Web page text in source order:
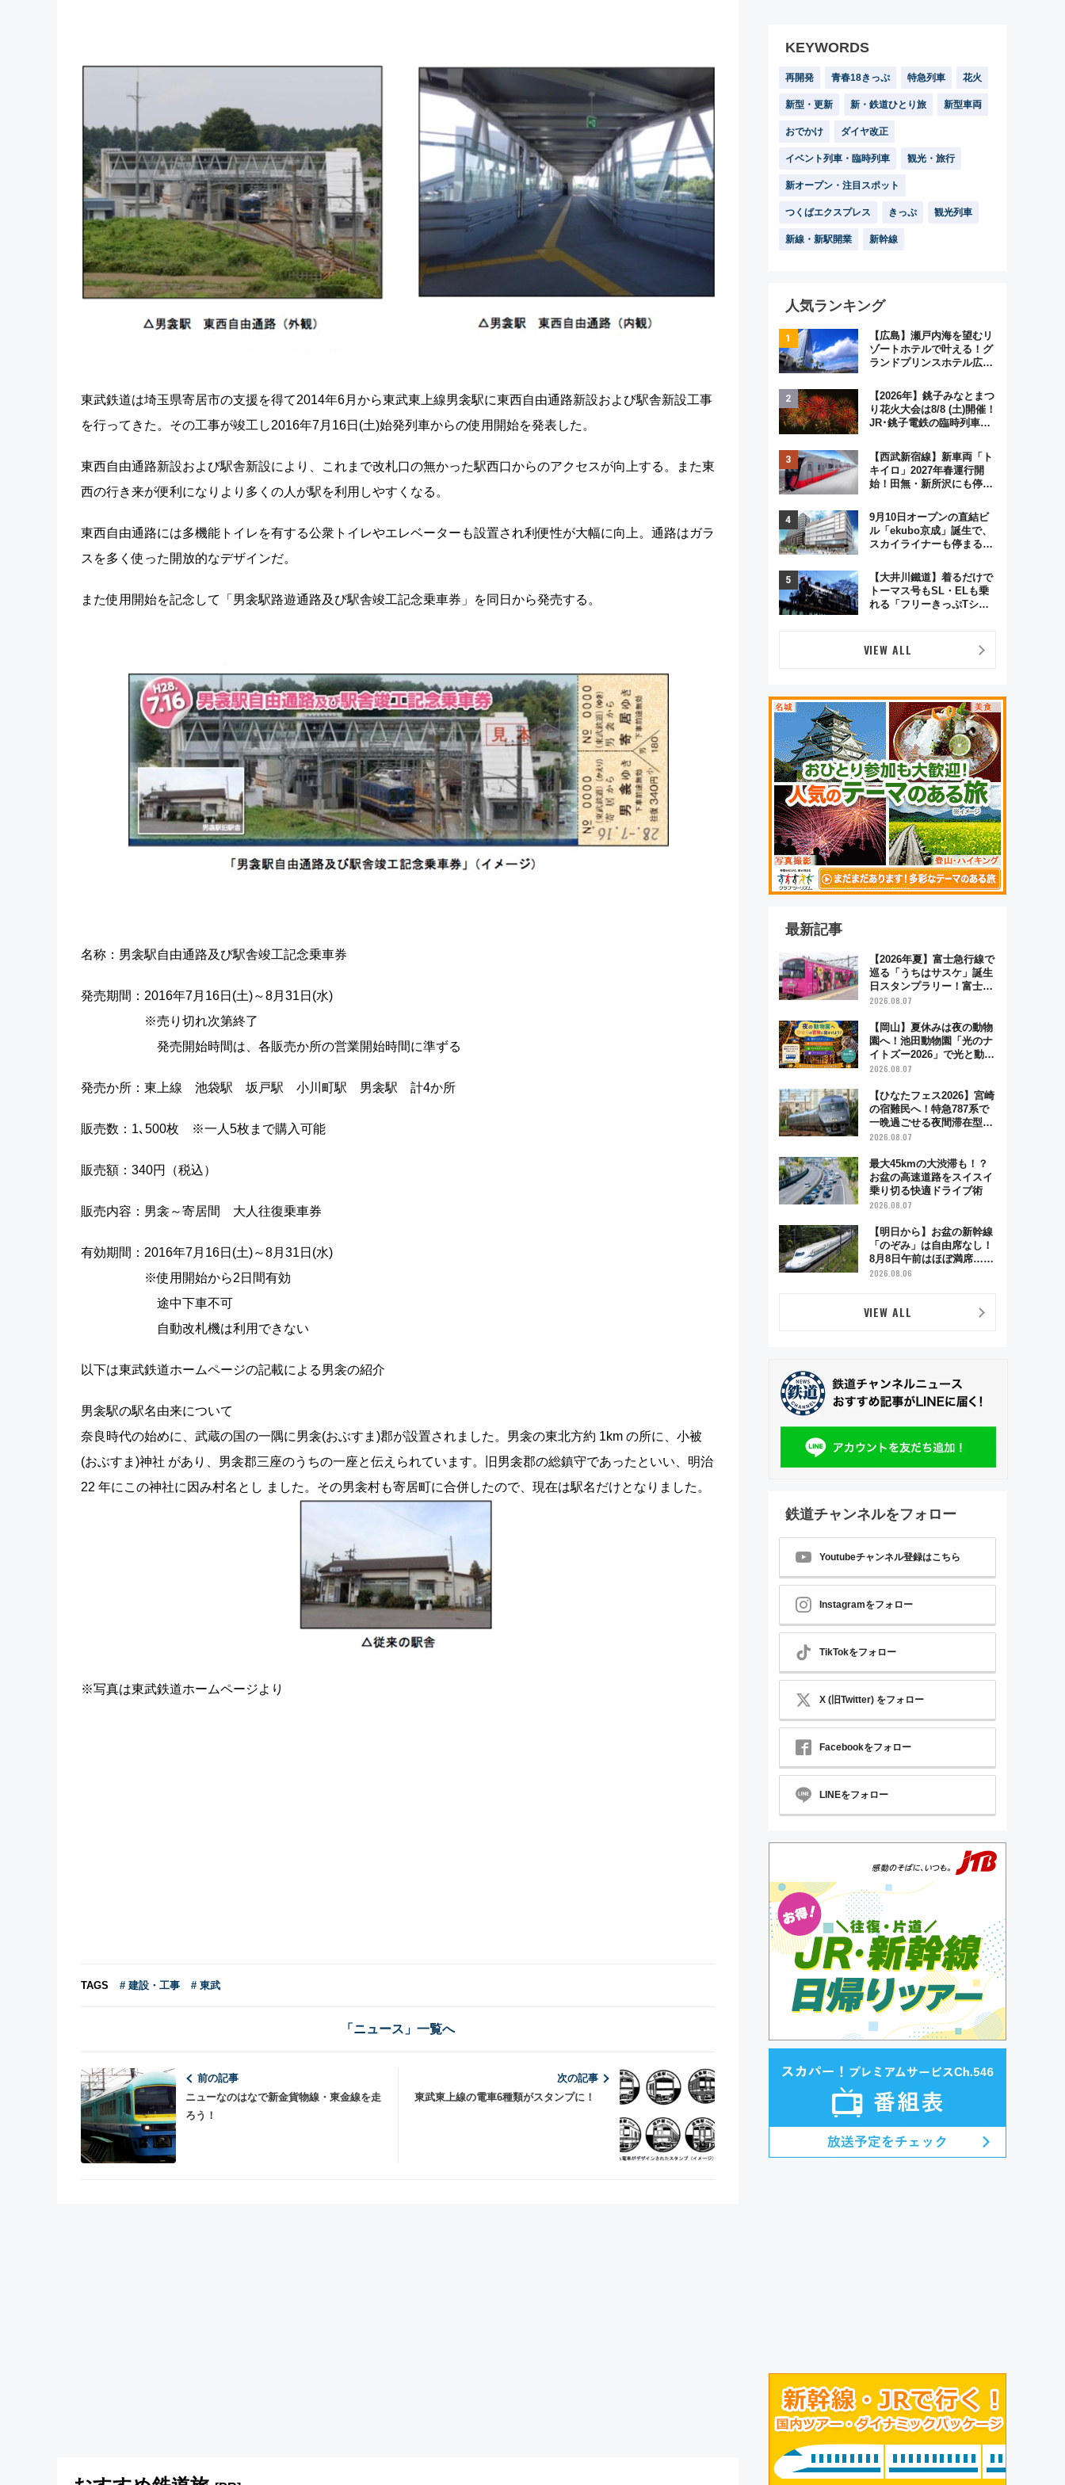
東武鉄道は埼玉県寄居市の支援を得て2014年6月から東武東上線男衾駅に東西自由通路新設および駅舎新設工事
を行ってきた。その工事が竣工し2016年7月16日(土)始発列車からの使用開始を発表した。
東西自由通路新設および駅舎新設により、これまで改札口の無かった駅西口からのアクセスが向上する。また東
西の行き来が便利になりより多くの人が駅を利用しやすくなる。
東西自由通路には多機能トイレを有する公衆トイレやエレベーターも設置され利便性が大幅に向上。通路はガラ
スを多く使った開放的なデザインだ。
また使用開始を記念して「男衾駅路遊通路及び駅舎竣工記念乗車券」を同日から発売する。
名称：男衾駅自由通路及び駅舎竣工記念乗車券
発売期間：2016年7月16日(土)～8月31日(水)
※売り切れ次第終了
発売開始時間は、各販売か所の営業開始時間に準ずる
発売か所：東上線 池袋駅 坂戸駅 小川町駅 男衾駅 計4か所
販売数：1､500枚 ※一人5枚まで購入可能
販売額：340円（税込）
販売内容：男衾～寄居間 大人往復乗車券
有効期間：2016年7月16日(土)～8月31日(水)
※使用開始から2日間有効
途中下車不可
自動改札機は利用できない
以下は東武鉄道ホームページの記載による男衾の紹介
男衾駅の駅名由来について
奈良時代の始めに、武蔵の国の一隅に男衾(おぶすま)郡が設置されました。男衾の東北方約 1km の所に、小被
(おぶすま)神社 があり、男衾郡三座のうちの一座と伝えられています。旧男衾郡の総鎮守であったといい、明治
22 年にこの神社に因み村名とし ました。その男衾村も寄居町に合併したので、現在は駅名だけとなりました。
※写真は東武鉄道ホームページより
TAGS # 建設・工事 # 東武
「ニュース」一覧へ
前の記事
ニューなのはなで新金貨物線・東金線を走
ろう！
次の記事
東武東上線の電車6種類がスタンプに！
KEYWORDS
再開発 青春18きっぷ 特急列車 花火
新型・更新 新・鉄道ひとり旅 新型車両
おでかけ ダイヤ改正
イベント列車・臨時列車 観光・旅行
新オープン・注目スポット
つくばエクスプレス きっぷ 観光列車
新線・新駅開業 新幹線
人気ランキング
【広島】瀬戸内海を望むリ
ゾートホテルで叶える！グ
ランドプリンスホテル広島
ジュアルパーティープラン
【2026年】銚子みなとまつ
り花火大会は8/8 (土)開催！
JR･銚子電鉄の臨時列車や
く8,000発の大迫力＆屋台
を満喫
【西武新宿線】新車両「ト
キイロ」2027年春運行開
始！田無・新所沢にも停
弾」も
9月10日オープンの直結ビ
ル「ekubo京成」誕生で、
スカイライナーも停まる巨
変わる？ 全テナント情報も
公開！
【大井川鐵道】着るだけで
トーマス号もSL・ELも乗
れる「フリーきっぷTシャ
VIEW ALL
最新記事
【2026年夏】富士急行線で
巡る「うちはサスケ」誕生
日スタンプラリー！富士急
ハイランド限定グルメ＆グ
2026.08.07
【岡山】夏休みは夜の動物
園へ！池田動物園「光のナ
イトズー2026」で光と動物
が彩る特別な夜
2026.08.07
【ひなたフェス2026】宮崎
の宿難民へ！特急787系で
一晩過ごせる夜間滞在型イ
ベント「スワローおひさ
2026.08.07
最大45kmの大渋滞も！？
お盆の高速道路をスイスイ
乗り切る快適ドライブ術
2026.08.07
【明日から】お盆の新幹線
「のぞみ」は自由席なし！
8月8日午前はほぼ満席…で
も数時間ズラせば空きが見
2026.08.06
VIEW ALL
鉄道チャンネルをフォロー
Youtubeチャンネル登録はこちら
Instagramをフォロー
TikTokをフォロー
X (旧Twitter) をフォロー
Facebookをフォロー
LINEをフォロー